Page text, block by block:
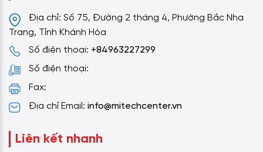
Địa chỉ: Số 75, Đường 2 tháng 4, Phường Bắc Nha
Trang, Tỉnh Khánh Hòa
Số điện thoại: +84963227299
Số điện thoại:
Fax:
Địa chỉ Email: info@mitechcenter.vn
Liên kết nhanh